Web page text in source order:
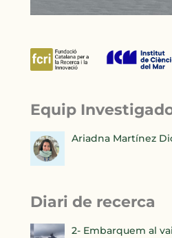
Equip
Ariadna Martínez
Diari de recerca
2- Embarquem al